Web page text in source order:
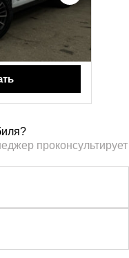
передний
проконсультирует